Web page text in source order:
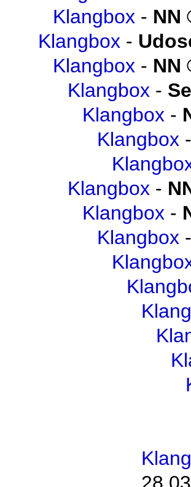
Klangbox - NN
Klangbox -
Klangbox - NN
Klangbox -
Klangbox -
Klangbox -
Klangbox -
Klangbox -
Klangbox -